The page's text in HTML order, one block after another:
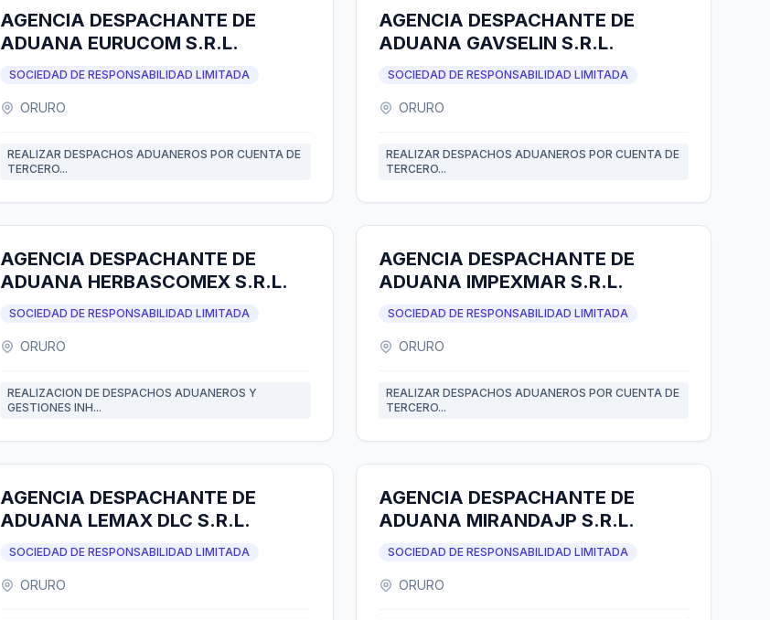
AGENCIA DESPACHANTE DE
ADUANA EURUCOM S.R.L.
SOCIEDAD DE RESPONSABILIDAD LIMITADA
ORURO
REALIZAR DESPACHOS ADUANEROS POR CUENTA DE
TERCERO...
AGENCIA DESPACHANTE DE
ADUANA GAVSELIN S.R.L.
SOCIEDAD DE RESPONSABILIDAD LIMITADA
ORURO
REALIZAR DESPACHOS ADUANEROS POR CUENTA DE
TERCERO...
AGENCIA DESPACHANTE DE
ADUANA HERBASCOMEX S.R.L.
SOCIEDAD DE RESPONSABILIDAD LIMITADA
ORURO
REALIZACION DE DESPACHOS ADUANEROS Y
GESTIONES INH...
AGENCIA DESPACHANTE DE
ADUANA IMPEXMAR S.R.L.
SOCIEDAD DE RESPONSABILIDAD LIMITADA
ORURO
REALIZAR DESPACHOS ADUANEROS POR CUENTA DE
TERCERO...
AGENCIA DESPACHANTE DE
ADUANA LEMAX DLC S.R.L.
SOCIEDAD DE RESPONSABILIDAD LIMITADA
ORURO
AGENCIA DESPACHANTE DE
ADUANA MIRANDAJP S.R.L.
SOCIEDAD DE RESPONSABILIDAD LIMITADA
ORURO